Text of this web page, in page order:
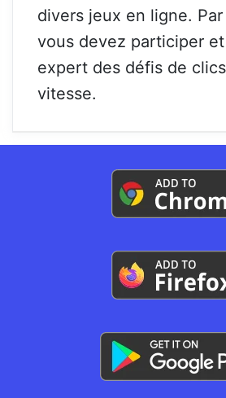
divers jeux en ligne.
vous devez participer
expert des défis de
vitesse.